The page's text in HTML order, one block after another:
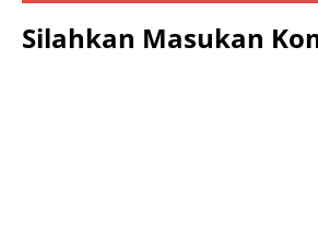
Silahkan Masukan